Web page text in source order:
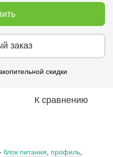
заказ
скидки
К сравнению
блок питания профиль